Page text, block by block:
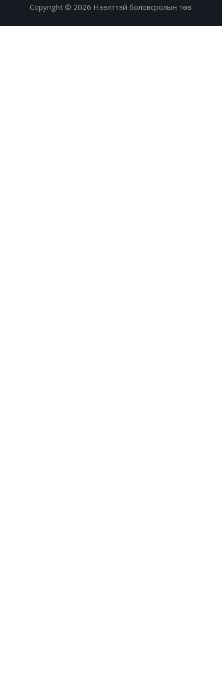
Copyright © 2026 Нээлттэй боловсролын төв.